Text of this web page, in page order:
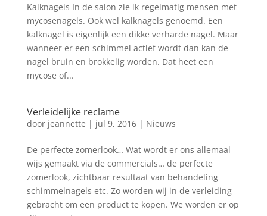
Kalknagels In de salon zie ik regelmatig mensen met
mycosenagels. Ook wel kalknagels genoemd. Een
kalknagel is eigenlijk een dikke verharde nagel. Maar
wanneer er een schimmel actief wordt dan kan de
nagel bruin en brokkelig worden. Dat heet een
mycose of...
Verleidelijke reclame
door jeannette | jul 9, 2016| Nieuws
De perfecte zomerlook… Wat wordt er ons allemaal
wijs gemaakt via de commercials… de perfecte
zomerlook, zichtbaar resultaat van behandeling
schimmelnagels etc. Zo worden wij in de verleiding
gebracht om een product te kopen. We worden er op